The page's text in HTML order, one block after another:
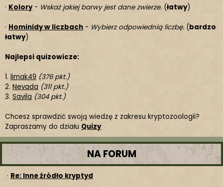
· Kolory- Wskaż jakiej barwy jest dane zwierze. (łatwy)
· Hominidy w liczbach - Wybierz odpowiednią liczbę. (bardzo
łatwy)
Najlepsi quizowicze:
1. limak49 (376 pkt.)
2. Nevada (311 pkt.)
3. Savila (304 pkt.)
Chcesz sprawdzić swoją wiedzę z zakresu kryptozoologii?
Zapraszamy do działu Quizy
NA FORUM
· Re: Inne źródło kryptyd